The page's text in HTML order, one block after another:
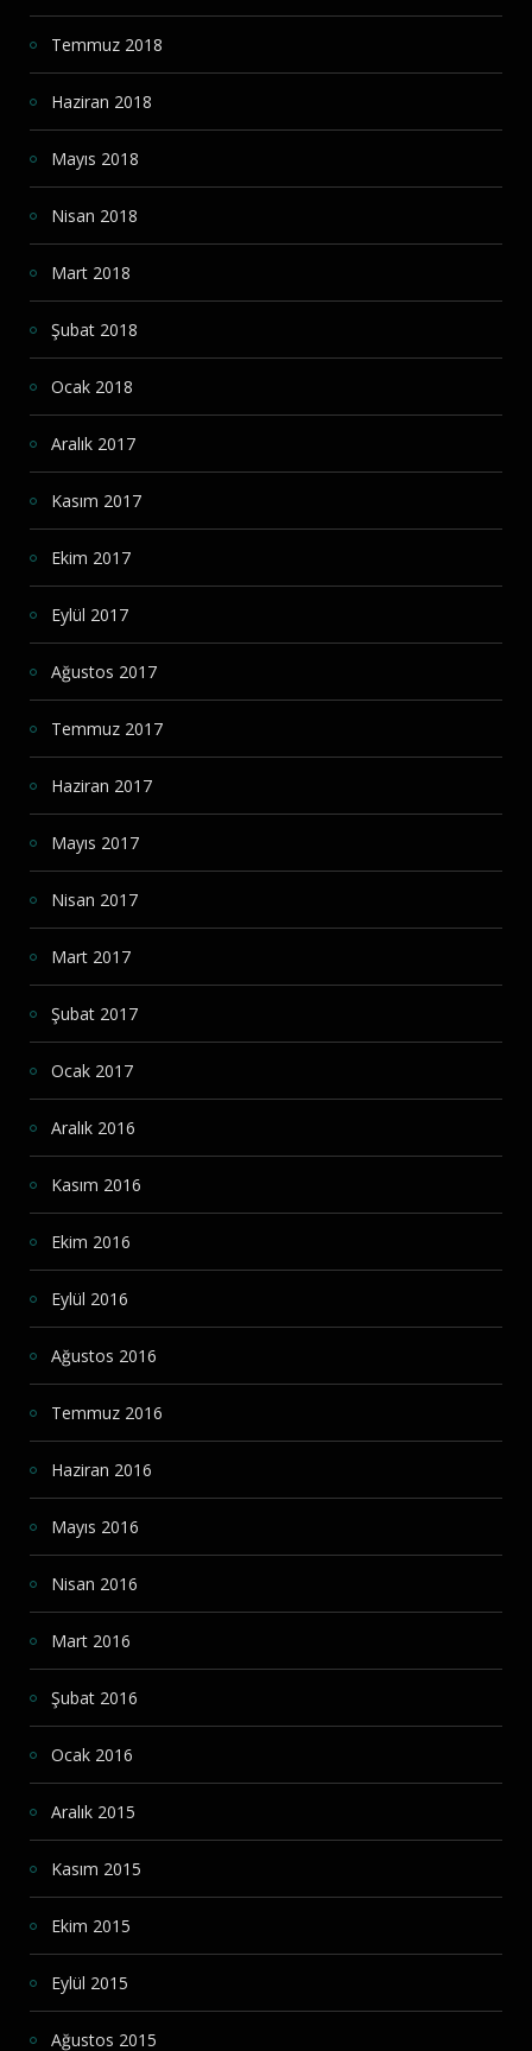
Temmuz 2018
Haziran 2018
Mayıs 2018
Nisan 2018
Mart 2018
Şubat 2018
Ocak 2018
Aralık 2017
Kasım 2017
Ekim 2017
Eylül 2017
Ağustos 2017
Temmuz 2017
Haziran 2017
Mayıs 2017
Nisan 2017
Mart 2017
Şubat 2017
Ocak 2017
Aralık 2016
Kasım 2016
Ekim 2016
Eylül 2016
Ağustos 2016
Temmuz 2016
Haziran 2016
Mayıs 2016
Nisan 2016
Mart 2016
Şubat 2016
Ocak 2016
Aralık 2015
Kasım 2015
Ekim 2015
Eylül 2015
Ağustos 2015